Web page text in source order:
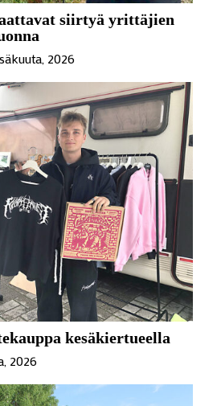
siirtyä yrittäjien
2026
kesäkiertueella
2026